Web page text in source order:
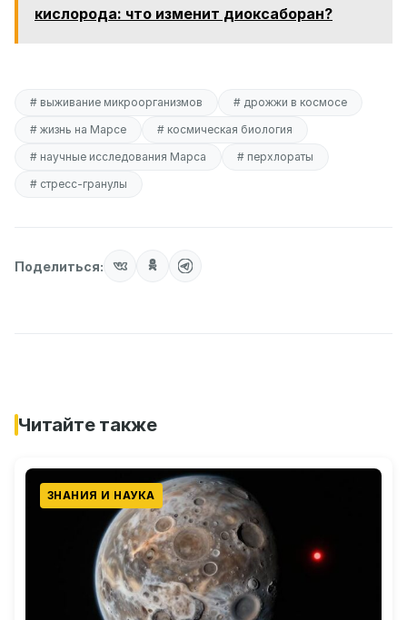
кислорода: что изменит диоксаборан?
# выживание микроорганизмов
# дрожжи в космосе
# жизнь на Марсе
# космическая биология
# научные исследования Марса
# перхлораты
# стресс-гранулы
Поделиться:
Читайте также
ЗНАНИЯ И НАУКА